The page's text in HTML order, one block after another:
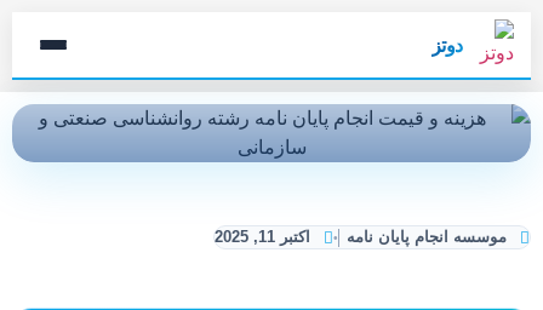
دوتز
موسسه انجام پایان نامه اکتبر 11, 2025